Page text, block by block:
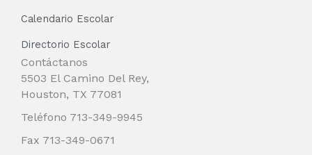
Calendario Escolar
Directorio Escolar
Contáctanos
5503 El Camino Del Rey,
Houston, TX 77081
Teléfono 713-349-9945
Fax 713-349-0671